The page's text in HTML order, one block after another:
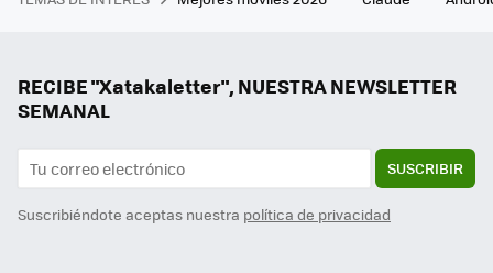
RECIBE "Xatakaletter", NUESTRA NEWSLETTER
SEMANAL
SUSCRIBIR
Suscribiéndote aceptas nuestra política de privacidad